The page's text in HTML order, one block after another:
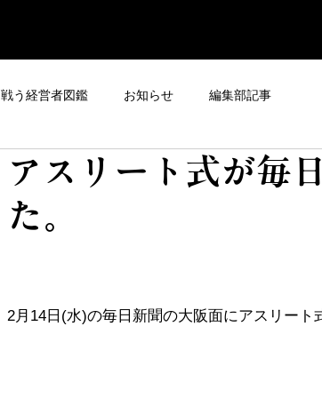
戦う経営者図鑑 お知らせ 編集部記事
アスリート式が毎
た。
2月14日(水)の毎日新聞の大阪面にアスリート